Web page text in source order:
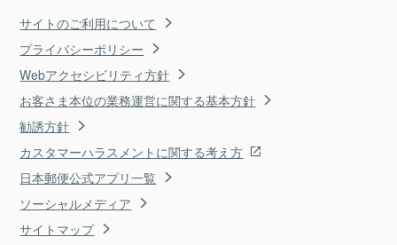
サイトのご利用について
プライバシーポリシー
Webアクセシビリティ方針
お客さま本位の業務運営に関する基本方針
勧誘方針
カスタマーハラスメントに関する考え方
日本郵便公式アプリ一覧
ソーシャルメディア
サイトマップ